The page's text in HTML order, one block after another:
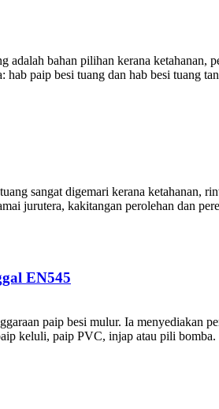
adalah bahan pilihan kerana ketahanan,
paip besi tuang dan hab besi tuang
sangat digemari kerana ketahanan,
jurutera, kakitangan perolehan dan
EN545
paip besi mulur. Ia menyediakan
keluli, paip PVC, injap atau pili bomba.